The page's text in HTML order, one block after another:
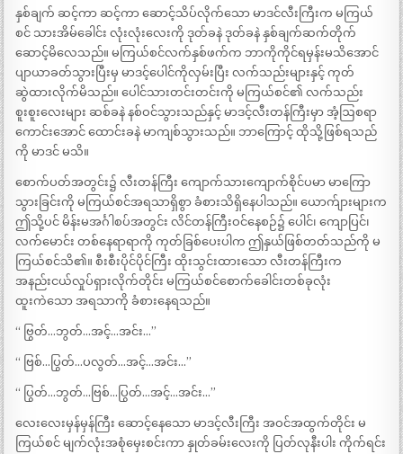
နှစ်ချက် ဆင့်ကာ ဆင့်ကာ ဆောင့်သိပ်လိုက်သော မာဒင်လီးကြီးက မကြယ်
စင် သားအိမ်ခေါင်း လုံးလုံးလေးကို ဒုတ်ခနဲ ဒုတ်ခနဲ နှစ်ချက်ဆက်တိုက်
ဆောင့်မိလေသည်။ မကြယ်စင်လက်နှစ်ဖက်က ဘာကိုကိုင်ရမှန်းမသိအောင်
ပျာယာခတ်သွားပြီးမှ မာဒင့်ပေါင်ကိုလှမ်းပြီး လက်သည်းများနှင့် ကုတ်
ဆွဲထားလိုက်မိသည်။ ပေါင်သားတင်းတင်းကို မကြယ်စင်၏ လက်သည်း
စူးစူးလေးများ ဆစ်ခနဲ နစ်ဝင်သွားသည်နှင့် မာဒင့်လီးတန်ကြီးမှာ အံ့ဩစရာ
ကောင်းအောင် ထောင်းခနဲ မာကျစ်သွားသည်။ ဘာကြောင့် ထိုသို့ဖြစ်ရသည်
ကို မာဒင် မသိ။
စောက်ပတ်အတွင်း၌ လီးတန်ကြီး ကျောက်သားကျောက်စိုင်ပမာ မာကြော
သွားခြင်းကို မကြယ်စင်အရသာရှိစွာ ခံစားသိရှိနေပါသည်။ ယောက်ျားများက
ဤသို့ပင် မိန်းမအင်္ဂါစပ်အတွင်း လိင်တန်ကြီးဝင်နေစဉ်၌ ပေါင်၊ ကျောပြင်၊
လက်မောင်း တစ်နေရာရာကို ကုတ်ခြစ်ပေးပါက ဤနှယ်ဖြစ်တတ်သည်ကို မ
ကြယ်စင်သိ၏။ စီးစီးပိုင်ပိုင်ကြီး ထိုးသွင်းထားသော လီးတန်ကြီးက
အနည်းငယ်လှုပ်ရှားလိုက်တိုင်း မကြယ်စင်စောက်ခေါင်းတစ်ခုလုံး
ထူးကဲသော အရသာကို ခံစားနေရသည်။
“ ဗြွတ်…ဘွတ်…အင့်…အင်း…”
“ ဗြစ်…ပြွတ်…ပလွတ်…အင့်…အင်း…”
“ ပြွတ်…ဘွတ်…ဗြစ်…ပြွတ်…အင့်…အင်း…”
လေးလေးမှန်မှန်ကြီး ဆောင့်နေသော မာဒင့်လီးကြီး အဝင်အထွက်တိုင်း မ
ကြယ်စင် မျက်လုံးအစုံမှေးစင်းကာ နှုတ်ခမ်းလေးကို ပြတ်လုနီးပါး ကိုက်ရင်း